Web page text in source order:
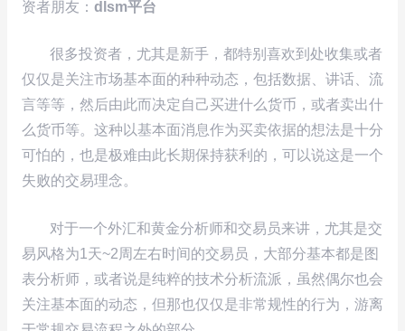
资者朋友： dlsm平台
很多投资者，尤其是新手，都特别喜欢到处收集或者
仅仅是关注市场基本面的种种动态，包括数据、讲话、流
言等等，然后由此而决定自己买进什么货币，或者卖出什
么货币等。这种以基本面消息作为买卖依据的想法是十分
可怕的，也是极难由此长期保持获利的，可以说这是一个
失败的交易理念。
对于一个外汇和黄金分析师和交易员来讲，尤其是交
易风格为1天~2周左右时间的交易员，大部分基本都是图
表分析师，或者说是纯粹的技术分析流派，虽然偶尔也会
关注基本面的动态，但那也仅仅是非常规性的行为，游离